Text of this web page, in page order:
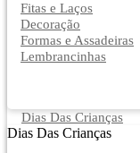
Fitas e Laços
Decoração
Formas e Assadeiras
Lembrancinhas
Dias Das Crianças
Dias Das Crianças